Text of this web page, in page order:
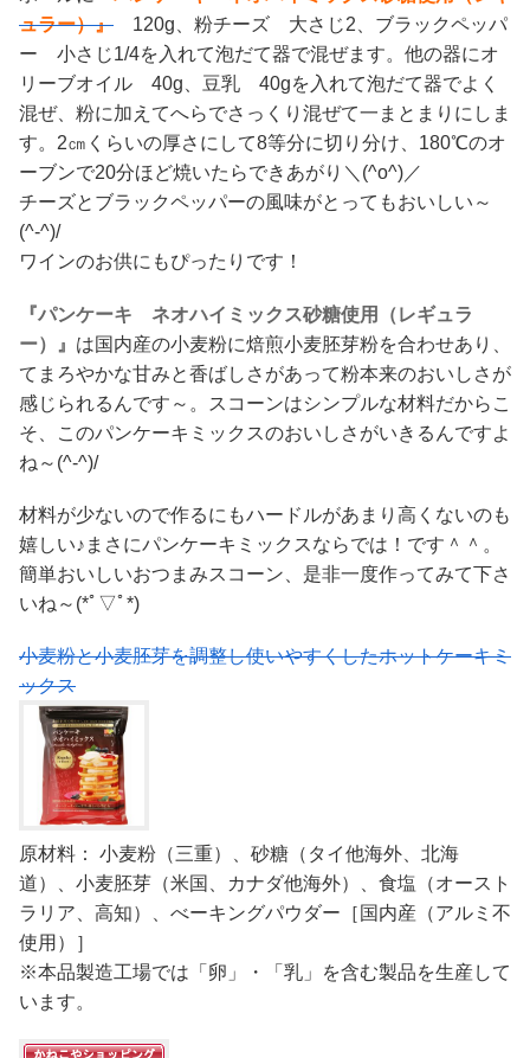
ュラー）』 120g、粉チーズ 大さじ2、ブラックペッパ
ー 小さじ1/4を入れて泡だて器で混ぜます。他の器にオ
リーブオイル 40g、豆乳 40gを入れて泡だて器でよく
混ぜ、粉に加えてへらでさっくり混ぜて一まとまりにしま
す。2㎝くらいの厚さにして8等分に切り分け、180℃のオ
ーブンで20分ほど焼いたらできあがり＼(^o^)／
チーズとブラックペッパーの風味がとってもおいしい～
(^-^)/
ワインのお供にもぴったりです！
『パンケーキ ネオハイミックス砂糖使用（レギュラ
ー）』 は国内産の小麦粉に焙煎小麦胚芽粉を合わせあり、
てまろやかな甘みと香ばしさがあって粉本来のおいしさが
感じられるんです～。スコーンはシンプルな材料だからこ
そ、このパンケーキミックスのおいしさがいきるんですよ
ね～(^-^)/
材料が少ないので作るにもハードルがあまり高くないのも
嬉しい♪まさにパンケーキミックスならでは！です＾＾。
簡単おいしいおつまみスコーン、是非一度作ってみて下さ
いね～(*ﾟ▽ﾟ*)
小麦粉と小麦胚芽を調整し使いやすくしたホットケーキミ
ックス
原材料： 小麦粉（三重）、砂糖（タイ他海外、北海
道）、小麦胚芽（米国、カナダ他海外）、食塩（オースト
ラリア、高知）、べーキングパウダー［国内産（アルミ不
使用）］
※本品製造工場では「卵」・「乳」を含む製品を生産して
います。